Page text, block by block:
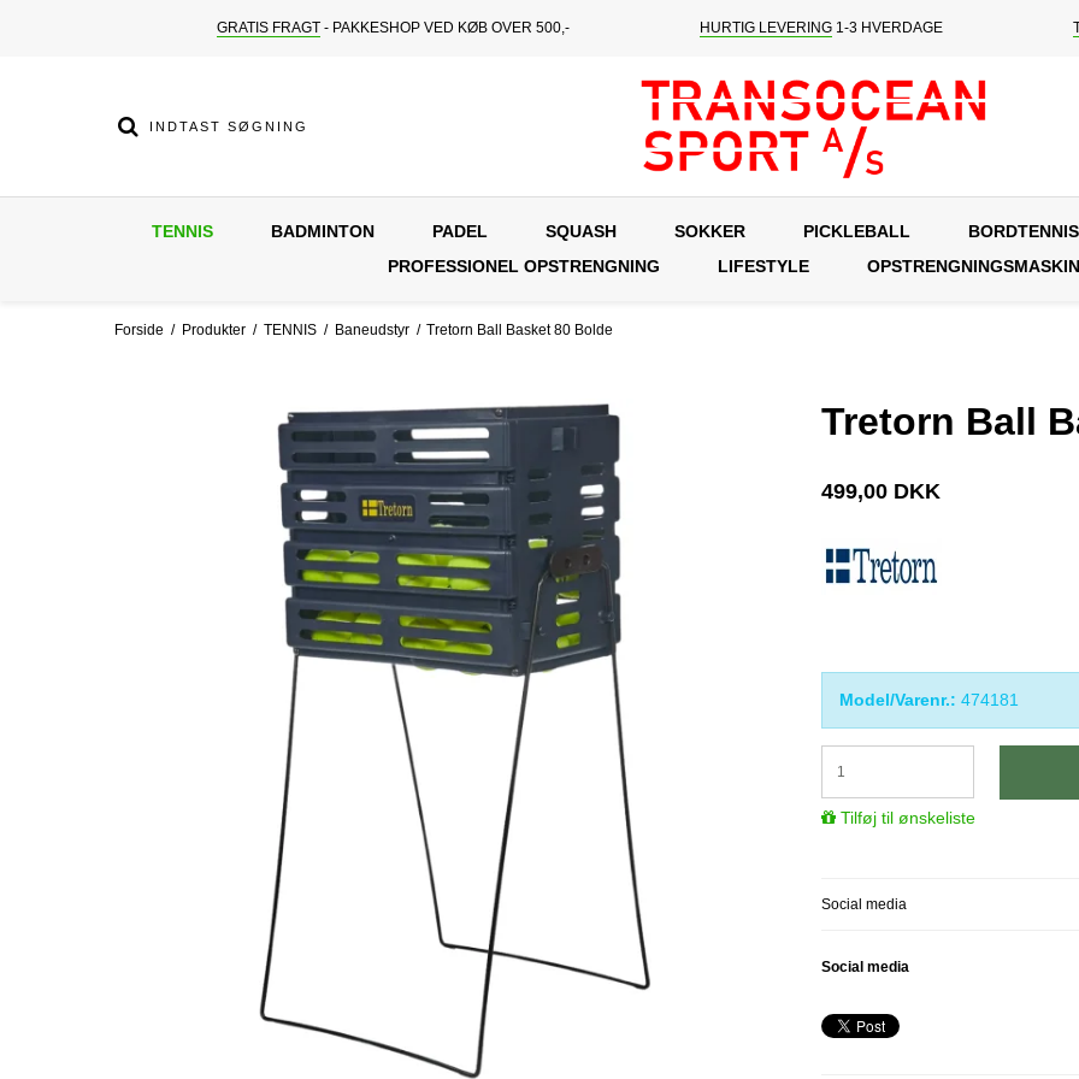
GRATIS FRAGT- PAKKESHOP VED KØB OVER 500,- HURTIG LEVERING1-3 HVERDAGE
TENNIS BADMINTON PADEL SQUASH SOKKER PICKLEBALL
BORDTENNIS
PROFESSIONEL OPSTRENGNING
LIFESTYLE
Forside / Produkter / TENNIS / Baneudstyr / Tretorn Ball Basket 80 Bolde
Tretorn Ball
499,00 DKK
Model/Varenr.: 474181
Tilføj til ønskeliste
Social media
Social media